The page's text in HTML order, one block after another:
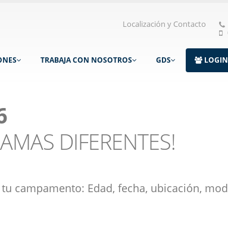
Localización y Contacto
TRABAJA CON NOSOTROS GDS
DIFERENTES!
campamento: Edad, fecha, ubicación,